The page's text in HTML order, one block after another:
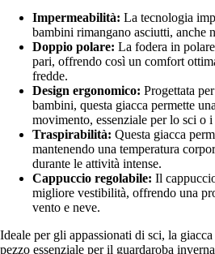
Impermeabilità: La tecnologia
bambini rimangano asciutti, anche
Doppio polare: La fodera in
pari, offrendo così un comfort
fredde.
Design ergonomico: Progettata
bambini, questa giacca permette
movimento, essenziale per lo sci o
Traspirabilità: Questa giacca
mantenendo una temperatura
durante le attività intense.
Cappuccio regolabile: Il
migliore vestibilità, offrendo una
vento e neve.
Ideale per gli appassionati di sci, la
pezzo essenziale per il guardaroba